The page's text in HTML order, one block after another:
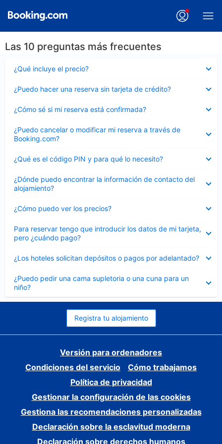
Las 10 preguntas más frecuentes
¿Qué incluye el precio?
cerrado
¿Puedo hacer una reserva sin tarjeta de crédito?
cerrado
¿Cómo sé si mi reserva está confirmada?
cerrado
¿Puedo cancelar o modificar mi reserva a través de
Booking.com?
cerrado
¿Qué es el código PIN y para qué lo necesito?
cerrado
¿Dónde puedo encontrar la información de contacto del
alojamiento?
cerrado
¿Cómo puedo ver los precios?
cerrado
Para reservar tengo que introducir los datos de mi tarjeta,
pero ¿cuándo pago?
cerrado
¿Los hoteles solicitan depósitos o pagos por adelantado?
cerrado
¿Puedo pedir una cama supletoria o una cuna para un
niño?
cerrado
Registra tu alojamiento
Versión para ordenadores
Condiciones del servicio
Cómo trabajamos
Política de privacidad
Gestionar la configuración de las cookies
Gestiona las recomendaciones personalizadas
Declaración sobre la esclavitud moderna
Declaración sobre derechos humanos